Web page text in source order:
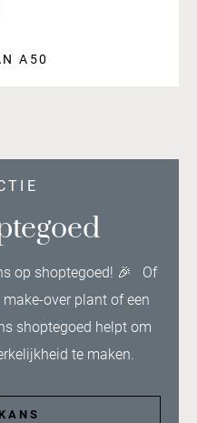
A50
op shoptegoed! 🎉 Of
over plant of een
shoptegoed helpt om
te maken.